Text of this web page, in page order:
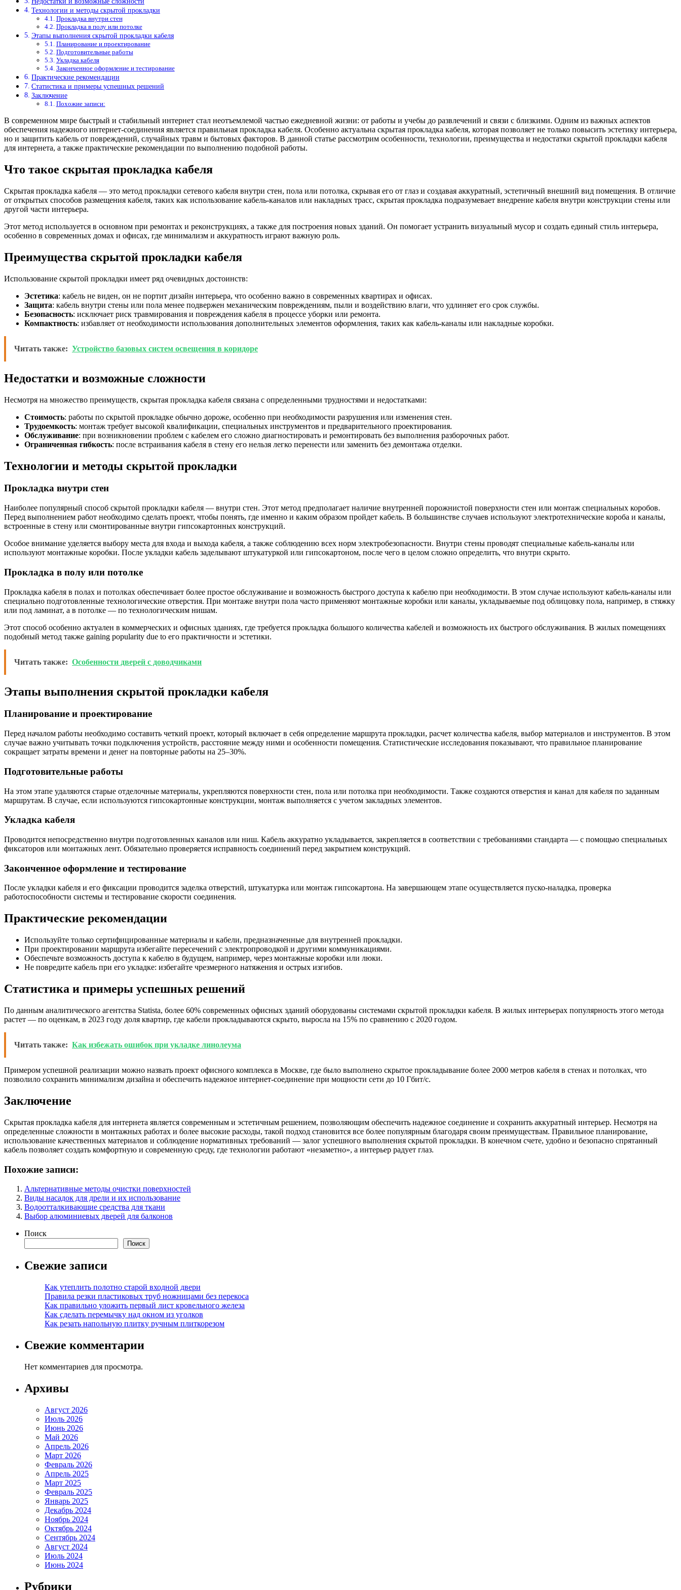
Технологии и методы скрытой прокладки
Прокладка внутри стен
Прокладка в полу или потолке
Этапы выполнения скрытой прокладки кабеля
Планирование и проектирование
Подготовительные работы
Укладка кабеля
Законченное оформление и тестирование
Практические рекомендации
Статистика и примеры успешных решений
Заключение
Похожие записи:
В современном мире быстрый и стабильный интернет стал неотъемлемой частью ежедневной жизни: от работы и учебы до развлечений и связи с близкими. Одним из важных аспектов
обеспечения надежного интернет-соединения является правильная прокладка кабеля. Особенно актуальна скрытая прокладка кабеля, которая позволяет не только повысить эстетику интерьера,
но и защитить кабель от повреждений, случайных травм и бытовых факторов. В данной статье рассмотрим особенности, технологии, преимущества и недостатки скрытой прокладки кабеля
для интернета, а также практические рекомендации по выполнению подобной работы.
Что такое скрытая прокладка кабеля
Скрытая прокладка кабеля — это метод прокладки сетевого кабеля внутри стен, пола или потолка, скрывая его от глаз и создавая аккуратный, эстетичный внешний вид помещения. В отличие
от открытых способов размещения кабеля, таких как использование кабель-каналов или накладных трасс, скрытая прокладка подразумевает внедрение кабеля внутри конструкции стены или
другой части интерьера.
Этот метод используется в основном при ремонтах и реконструкциях, а также для построения новых зданий. Он помогает устранить визуальный мусор и создать единый стиль интерьера,
особенно в современных домах и офисах, где минимализм и аккуратность играют важную роль.
Преимущества скрытой прокладки кабеля
Использование скрытой прокладки имеет ряд очевидных достоинств:
Эстетика: кабель не виден, он не портит дизайн интерьера, что особенно важно в современных квартирах и офисах.
Защита: кабель внутри стены или пола менее подвержен механическим повреждениям, пыли и воздействию влаги, что удлиняет его срок службы.
Безопасность: исключает риск травмирования и повреждения кабеля в процессе уборки или ремонта.
Компактность: избавляет от необходимости использования дополнительных элементов оформления, таких как кабель-каналы или накладные коробки.
Читать также: Устройство базовых систем освещения в коридоре
Недостатки и возможные сложности
Несмотря на множество преимуществ, скрытая прокладка кабеля связана с определенными трудностями и недостатками:
Стоимость: работы по скрытой прокладке обычно дороже, особенно при необходимости разрушения или изменения стен.
Трудоемкость: монтаж требует высокой квалификации, специальных инструментов и предварительного проектирования.
Обслуживание: при возникновении проблем с кабелем его сложно диагностировать и ремонтировать без выполнения разборочных работ.
Ограниченная гибкость: после встраивания кабеля в стену его нельзя легко перенести или заменить без демонтажа отделки.
Технологии и методы скрытой прокладки
Прокладка внутри стен
Наиболее популярный способ скрытой прокладки кабеля — внутри стен. Этот метод предполагает наличие внутренней порожнистой поверхности стен или монтаж специальных коробов.
Перед выполнением работ необходимо сделать проект, чтобы понять, где именно и каким образом пройдет кабель. В большинстве случаев используют электротехнические короба и каналы,
встроенные в стену или смонтированные внутри гипсокартонных конструкций.
Особое внимание уделяется выбору места для входа и выхода кабеля, а также соблюдению всех норм электробезопасности. Внутри стены проводят специальные кабель-каналы или
используют монтажные коробки. После укладки кабель заделывают штукатуркой или гипсокартоном, после чего в целом сложно определить, что внутри скрыто.
Прокладка в полу или потолке
Прокладка кабеля в полах и потолках обеспечивает более простое обслуживание и возможность быстрого доступа к кабелю при необходимости. В этом случае используют кабель-каналы или
специально подготовленные технологические отверстия. При монтаже внутри пола часто применяют монтажные коробки или каналы, укладываемые под облицовку пола, например, в стяжку
или под ламинат, а в потолке — по технологическим нишам.
Этот способ особенно актуален в коммерческих и офисных зданиях, где требуется прокладка большого количества кабелей и возможность их быстрого обслуживания. В жилых помещениях
подобный метод также gaining popularity due to его практичности и эстетики.
Читать также: Особенности дверей с доводчиками
Этапы выполнения скрытой прокладки кабеля
Планирование и проектирование
Перед началом работы необходимо составить четкий проект, который включает в себя определение маршрута прокладки, расчет количества кабеля, выбор материалов и инструментов. В этом
случае важно учитывать точки подключения устройств, расстояние между ними и особенности помещения. Статистические исследования показывают, что правильное планирование
сокращает затраты времени и денег на повторные работы на 25–30%.
Подготовительные работы
На этом этапе удаляются старые отделочные материалы, укрепляются поверхности стен, пола или потолка при необходимости. Также создаются отверстия и канал для кабеля по заданным
маршрутам. В случае, если используются гипсокартонные конструкции, монтаж выполняется с учетом закладных элементов.
Укладка кабеля
Проводится непосредственно внутри подготовленных каналов или ниш. Кабель аккуратно укладывается, закрепляется в соответствии с требованиями стандарта — с помощью специальных
фиксаторов или монтажных лент. Обязательно проверяется исправность соединений перед закрытием конструкций.
Законченное оформление и тестирование
После укладки кабеля и его фиксации проводится заделка отверстий, штукатурка или монтаж гипсокартона. На завершающем этапе осуществляется пуско-наладка, проверка
работоспособности системы и тестирование скорости соединения.
Практические рекомендации
Используйте только сертифицированные материалы и кабели, предназначенные для внутренней прокладки.
При проектировании маршрута избегайте пересечений с электропроводкой и другими коммуникациями.
Обеспечьте возможность доступа к кабелю в будущем, например, через монтажные коробки или люки.
Не повредите кабель при его укладке: избегайте чрезмерного натяжения и острых изгибов.
Статистика и примеры успешных решений
По данным аналитического агентства Statista, более 60% современных офисных зданий оборудованы системами скрытой прокладки кабеля. В жилых интерьерах популярность этого метода
растет — по оценкам, в 2023 году доля квартир, где кабели прокладываются скрыто, выросла на 15% по сравнению с 2020 годом.
Читать также: Как избежать ошибок при укладке линолеума
Примером успешной реализации можно назвать проект офисного комплекса в Москве, где было выполнено скрытое прокладывание более 2000 метров кабеля в стенах и потолках, что
позволило сохранить минимализм дизайна и обеспечить надежное интернет-соединение при мощности сети до 10 Гбит/с.
Заключение
Скрытая прокладка кабеля для интернета является современным и эстетичным решением, позволяющим обеспечить надежное соединение и сохранить аккуратный интерьер. Несмотря на
определенные сложности в монтажных работах и более высокие расходы, такой подход становится все более популярным благодаря своим преимуществам. Правильное планирование,
использование качественных материалов и соблюдение нормативных требований — залог успешного выполнения скрытой прокладки. В конечном счете, удобно и безопасно спрятанный
кабель позволяет создать комфортную и современную среду, где технологии работают «незаметно», а интерьер радует глаз.
Похожие записи:
Альтернативные методы очистки поверхностей
Виды насадок для дрели и их использование
Водоотталкивающие средства для ткани
Выбор алюминиевых дверей для балконов
Поиск
Поиск
Свежие записи
Как утеплить полотно старой входной двери
Правила резки пластиковых труб ножницами без перекоса
Как правильно уложить первый лист кровельного железа
Как сделать перемычку над окном из уголков
Как резать напольную плитку ручным плиткорезом
Свежие комментарии
Нет комментариев для просмотра.
Архивы
Август 2026
Июль 2026
Июнь 2026
Май 2026
Апрель 2026
Март 2026
Февраль 2026
Апрель 2025
Март 2025
Февраль 2025
Январь 2025
Декабрь 2024
Ноябрь 2024
Октябрь 2024
Сентябрь 2024
Август 2024
Июль 2024
Июнь 2024
Рубрики